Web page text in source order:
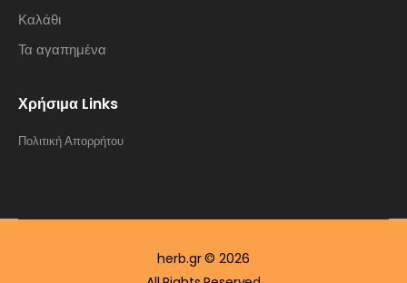
Καλάθι
Τα αγαπημένα
Χρήσιμα Links
Πολιτική Απορρήτου
herb.gr © 2026